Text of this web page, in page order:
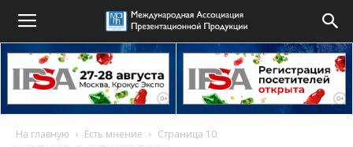
На главную Есть мнение Страница 10